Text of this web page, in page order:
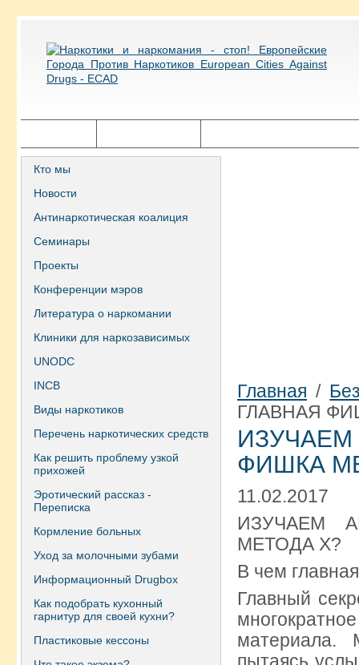
Кто мы
Новости
Антинаркотическая коалиция
Семинары
Проекты
Конференции мэров
Литература о наркомании
Клиники для наркозависимых
UNODC
INCB
Виды наркотиков
Перечень наркотических средств
Как решить проблему узкой
прихожей
Эротический рассказ -
Переписка
Кормление больных
Уход за молочными зубами
Информационный Drugbox
Как подобрать кухонный
гарнитур для своей кухни?
Пластиковые кессоны
Главная /
ГЛАВНАЯ
ФИШКА
11.02.2017
ИЗУЧАЕМ
МЕТОДА X?
В чем
Главный
материала.